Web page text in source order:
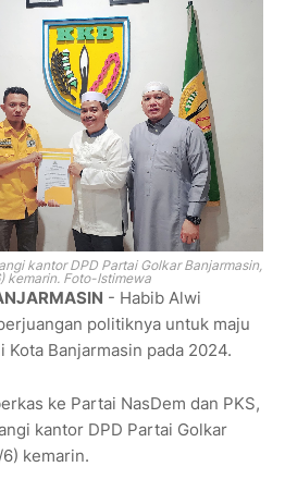
kantor DPD Partai Golkar Banjarmasin,
kemarin. Foto-Istimewa
- Habib Alwi
politiknya untuk maju
Kota Banjarmasin pada 2024.
ke Partai NasDem dan PKS,
kantor DPD Partai Golkar
kemarin.